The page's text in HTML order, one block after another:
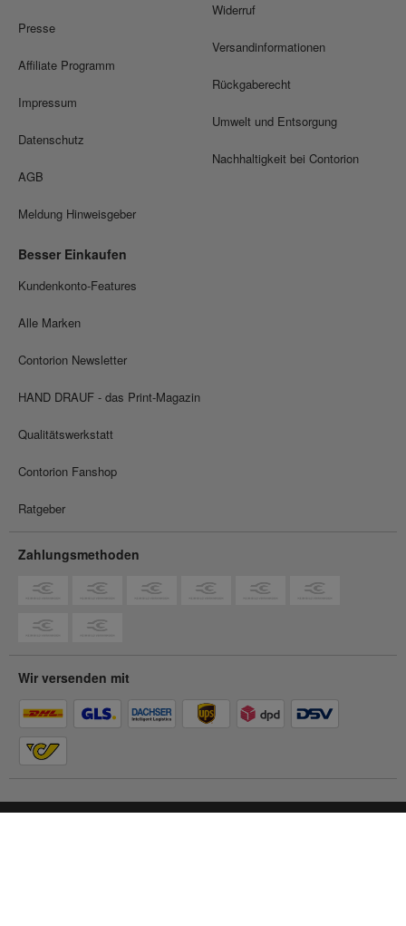
Presse
Affiliate Programm
Impressum
Datenschutz
AGB
Meldung Hinweisgeber
Widerruf
Versandinformationen
Rückgaberecht
Umwelt und Entsorgung
Nachhaltigkeit bei Contorion
Besser Einkaufen
Kundenkonto-Features
Alle Marken
Contorion Newsletter
HAND DRAUF - das Print-Magazin
Qualitätswerkstatt
Contorion Fanshop
Ratgeber
Zahlungsmethoden
Wir versenden mit